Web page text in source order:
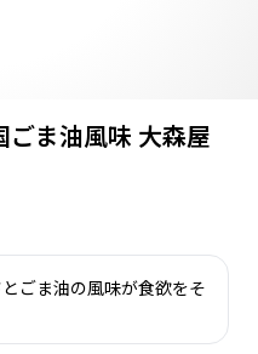
ま油風味 大森屋
ごま油の風味が食欲をそ